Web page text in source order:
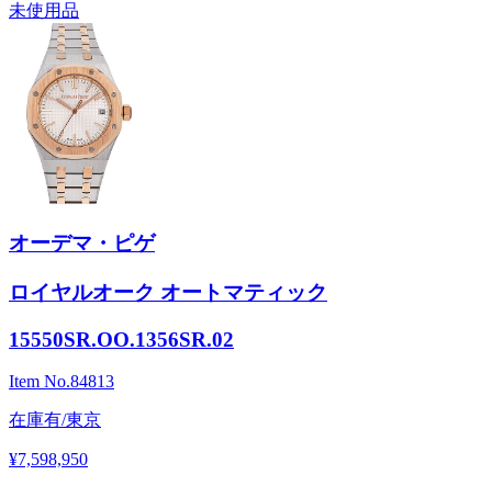
未使用品
オーデマ・ピゲ
ロイヤルオーク オートマティック
15550SR.OO.1356SR.02
Item No.84813
在庫有/東京
¥7,598,950